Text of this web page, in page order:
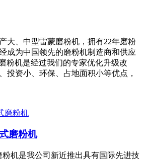
大、中型雷蒙磨粉机，拥有22年磨粉
成为中国领先的磨粉机制造商和供应
粉机是经过我们的专家优化升级改
投资小、环保、占地面积小等优点，
磨粉机
机是我公司新近推出具有国际先进技